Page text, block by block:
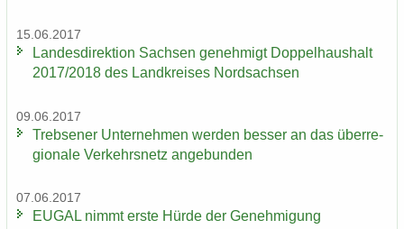
15.06.2017
Lan­des­di­rek­ti­on Sach­sen ge­neh­migt Dop­pel­haus­halt
2017/2018 des Land­krei­ses Nord­sach­sen
09.06.2017
Trebse­ner Un­ter­neh­men wer­den bes­ser an das über­re­
gio­na­le Ver­kehrs­netz an­ge­bun­den
07.06.2017
EUGAL nimmt erste Hürde der Ge­neh­mi­gung